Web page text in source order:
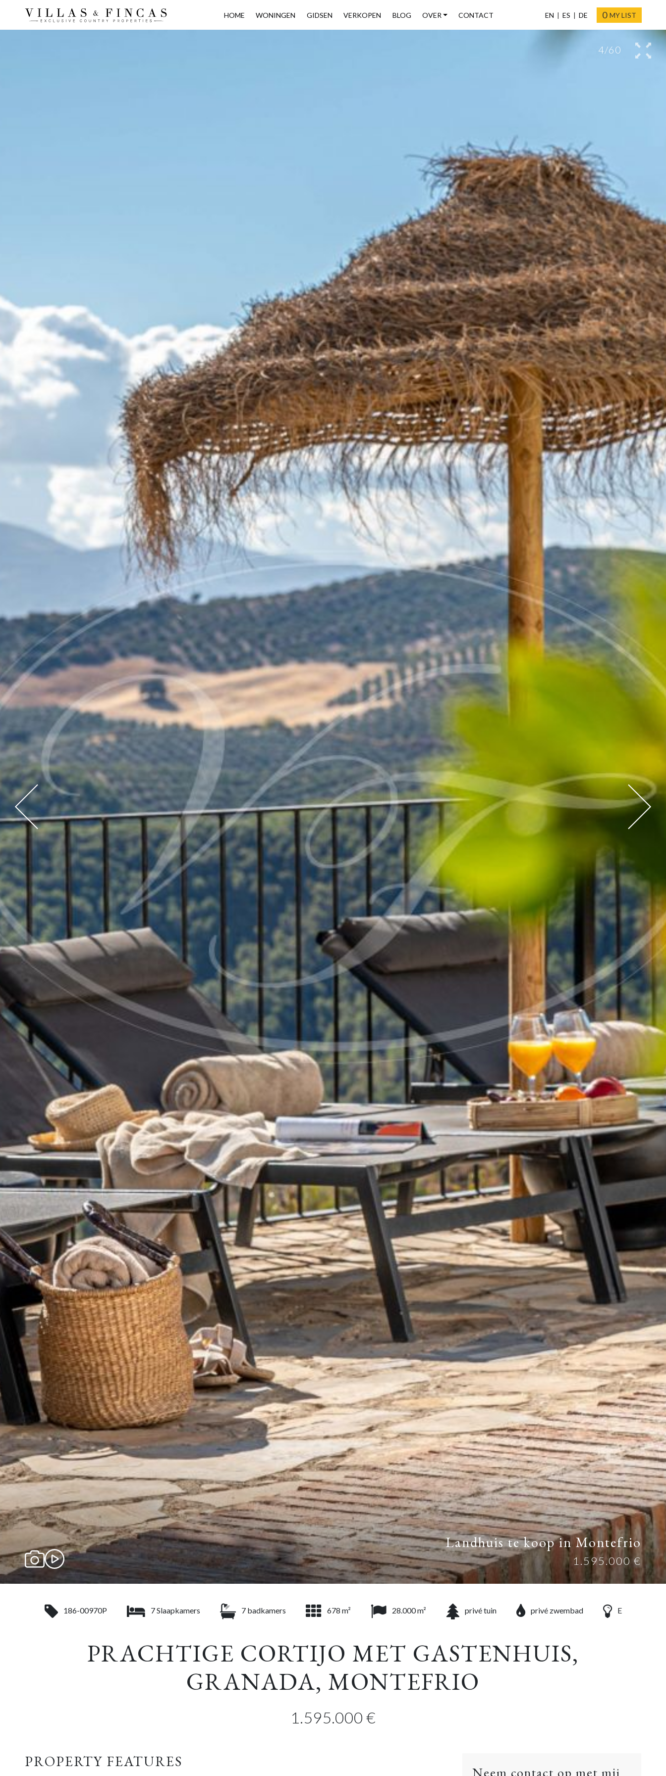
HOME WONINGEN GIDSEN VERKOPEN BLOG OVER CONTACT EN ES DE 0 MY LIST
4/60
Landhuis te koop in Montefrio
1.595.000 €
186-00970P 7 Slaapkamers 7 badkamers 678 m² 28.000 m² privé tuin privé zwembad E
PRACHTIGE CORTIJO MET GASTENHUIS,
GRANADA, MONTEFRIO
1.595.000 €
PROPERTY FEATURES
Neem contact op met mij